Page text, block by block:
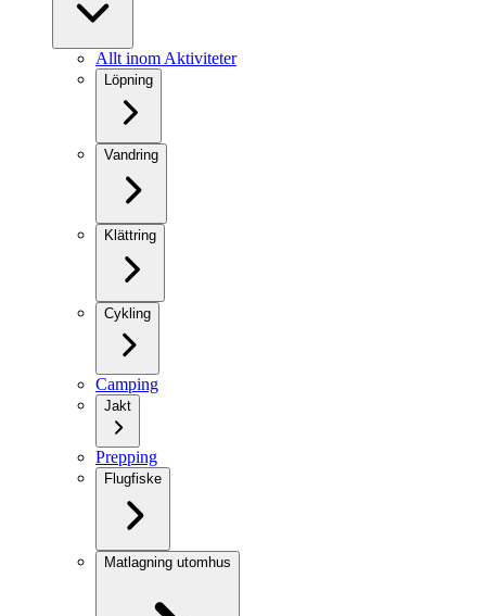
Allt inom Aktiviteter
Löpning
Vandring
Klättring
Cykling
Camping
Jakt
Prepping
Flugfiske
Matlagning utomhus